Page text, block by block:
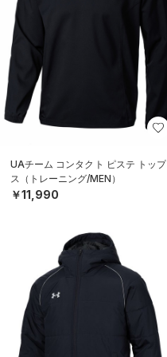
UAチーム コンタクト ピステ トップ
ス（トレーニング/MEN）
￥11,990